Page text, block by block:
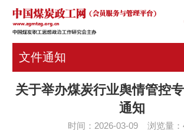
文件通知
关于举办煤炭行业舆情管控
通知
时间：2026-03-09 浏览量：